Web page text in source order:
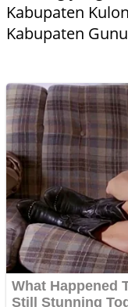
Kabupaten
Kabupaten